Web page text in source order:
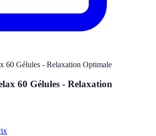
60 Gélules - Relaxation